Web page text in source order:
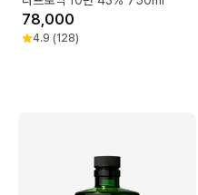
78,000
4.9 (128)